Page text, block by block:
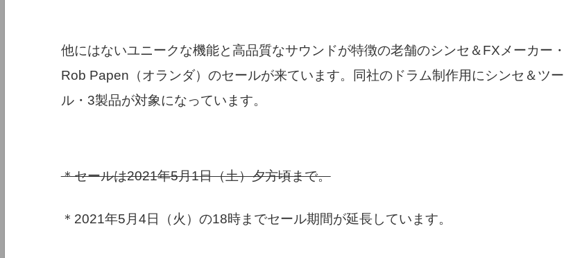
他にはないユニークな機能と高品質なサウンドが特徴の老舗のシンセ＆FXメーカー・
Rob Papen（オランダ）のセールが来ています。同社のドラム制作用にシンセ＆ツー
ル・3製品が対象になっています。
＊セールは2021年5月1日（土）夕方頃まで。
＊2021年5月4日（火）の18時までセール期間が延長しています。